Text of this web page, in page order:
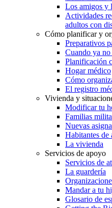
Los amigos y
Actividades
adultos con
Cómo planificar y
Preparativos
Cuando ya
Planificación
Hogar médico
Cómo
El registro
Vivienda y
Modificar tu
Familias
Nuevas
Habitantes de
La vivienda
Servicios de apoyo
Servicios de
La guardería
Mandar a tu
Glosario de